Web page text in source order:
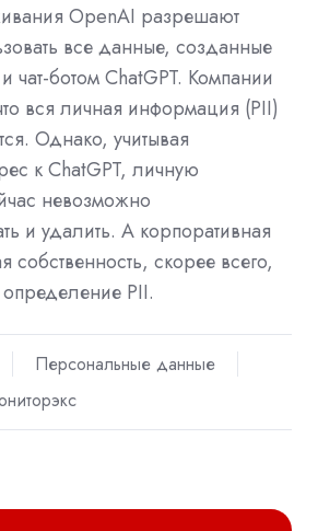
OpenAI разрешают
все данные, созданные
чат-ботом ChatGPT. Компании
вся личная информация (PII)
Однако, учитывая
к ChatGPT, личную
невозможно
и удалить. А корпоративная
собственность, скорее всего,
PII.
Персональные данные